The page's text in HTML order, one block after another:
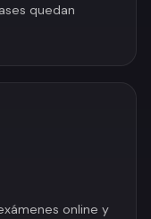
quedan
online y